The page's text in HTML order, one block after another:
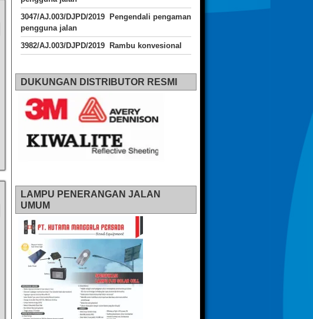
3047/AJ.003/DJPD/2019 Pengendali pengaman
pengguna jalan
3982/AJ.003/DJPD/2019 Rambu konvesional
DUKUNGAN DISTRIBUTOR RESMI
LAMPU PENERANGAN JALAN
UMUM